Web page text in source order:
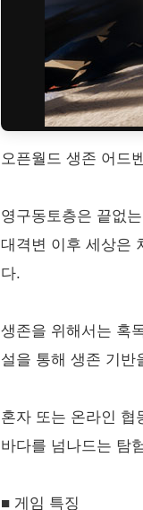
오픈월드 생존 어드
영구동토층은 끝없
대격변 이후 세상은
다.
생존을 위해서는 혹
설을 통해 생존 기반
혼자 또는 온라인 협
바다를 넘나드는 탐
■ 게임 특징